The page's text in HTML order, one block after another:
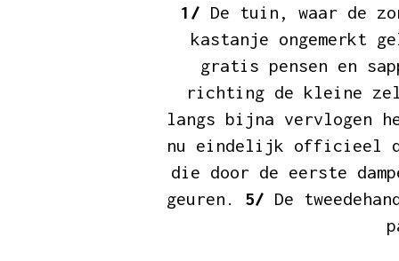
1/ De tuin, waar de
kastanje ongemerkt
gratis pensen en
richting de kleine
langs bijna vervlogen
nu eindelijk officieel
die door de eerste
geuren.
5/ De